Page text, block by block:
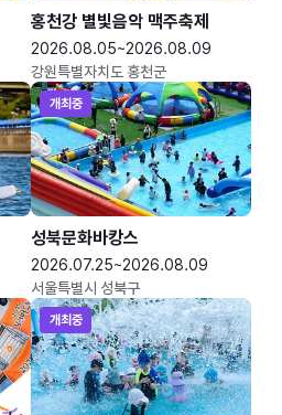
홍천강 별빛음악 맥주축제
2026.08.05~2026.08.09
강원특별자치도 홍천군
개최중
성북문화바캉스
2026.07.25~2026.08.09
서울특별시 성북구
개최중